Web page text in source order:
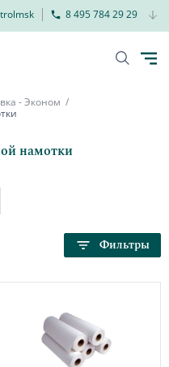
8 495 784 29 29
- Эконом
намотки
Фильтры